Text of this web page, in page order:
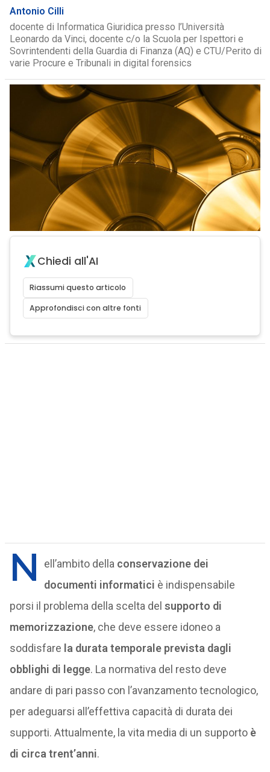
Antonio Cilli
docente di Informatica Giuridica presso l’Università
Leonardo da Vinci, docente c/o la Scuola per Ispettori e
Sovrintendenti della Guardia di Finanza (AQ) e CTU/Perito di
varie Procure e Tribunali in digital forensics
Chiedi all'AI
Riassumi questo articolo
Approfondisci con altre fonti
N ell’ambito della conservazione dei
documenti informatici è indispensabile
porsi il problema della scelta del supporto di
memorizzazione, che deve essere idoneo a
soddisfare la durata temporale prevista dagli
obblighi di legge. La normativa del resto deve
andare di pari passo con l’avanzamento tecnologico,
per adeguarsi all’effettiva capacità di durata dei
supporti. Attualmente, la vita media di un supporto è
di circa trent’anni.